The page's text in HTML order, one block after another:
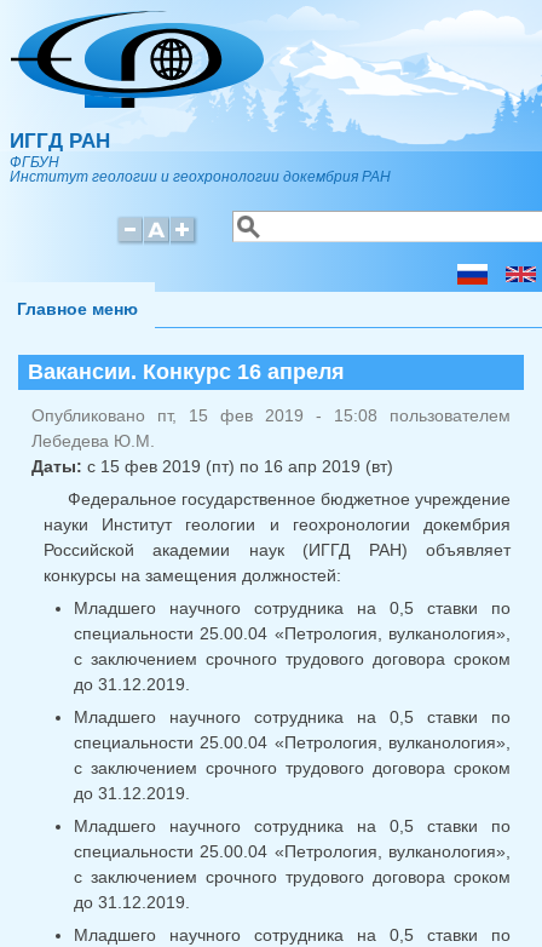
Перейти к основному содержанию
ИГГД РАН
ФГБУН
Институт геологии и геохронологии докембрия РАН
Форма поиска
Поиск
Главное меню
Вакансии. Конкурс 16 апреля
Опубликовано пт, 15 фев 2019 - 15:08 пользователем
Лебедева Ю.М.
Даты: с 15 фев 2019 (пт) по 16 апр 2019 (вт)
Федеральное государственное бюджетное учреждение
науки Институт геологии и геохронологии докембрия
Российской академии наук (ИГГД РАН) объявляет
конкурсы на замещения должностей:
Младшего научного сотрудника на 0,5 ставки по
специальности 25.00.04 «Петрология, вулканология»,
с заключением срочного трудового договора сроком
до 31.12.2019.
Младшего научного сотрудника на 0,5 ставки по
специальности 25.00.04 «Петрология, вулканология»,
с заключением срочного трудового договора сроком
до 31.12.2019.
Младшего научного сотрудника на 0,5 ставки по
специальности 25.00.04 «Петрология, вулканология»,
с заключением срочного трудового договора сроком
до 31.12.2019.
Младшего научного сотрудника на 0,5 ставки по